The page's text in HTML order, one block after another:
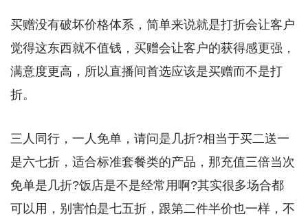
买赠没有破坏价格体系，简单来说就是打折会让客户
觉得这东西就不值钱，买赠会让客户的获得感更强，
满意度更高，所以直播间首选应该是买赠而不是打
折。
三人同行，一人免单，请问是几折?相当于买二送一
是六七折，适合标准套餐类的产品，那充值三倍当次
免单是几折?饭店是不是经常用啊?其实很多场合都
可以用，别害怕是七五折，跟第二件半价也一样，不